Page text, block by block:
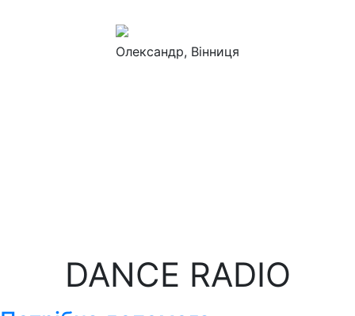
Олександр, Вінниця
DANCE RADIO